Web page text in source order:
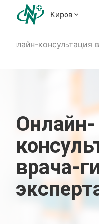
Киров
Онлайн-консультация
Онлайн-
врача-